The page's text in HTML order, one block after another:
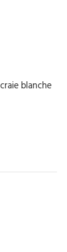
blanche